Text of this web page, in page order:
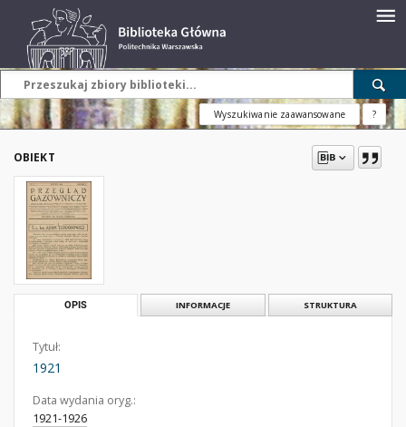
Wyszukiwanie zaawansowane ?
OBIEKT
OPIS INFORMACJE STRUKTURA
Tytuł:
1921
Data wydania oryg.:
1921-1926